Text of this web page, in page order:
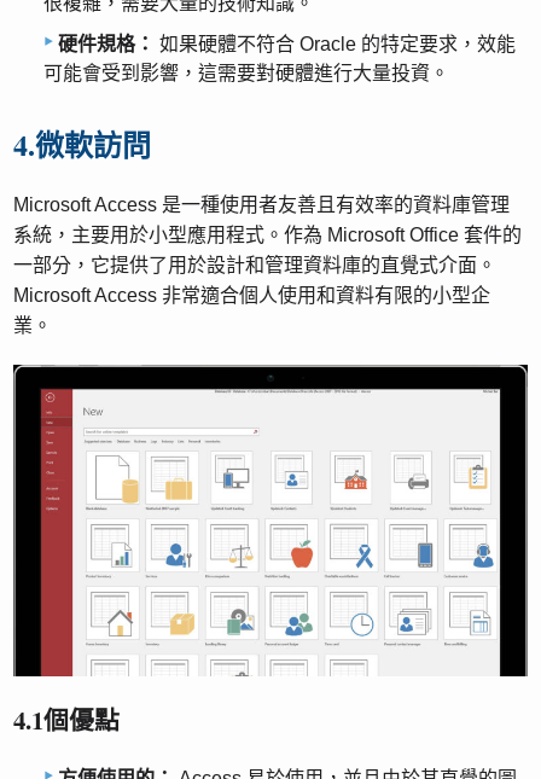
硬件規格： 如果硬體不符合 Oracle 的特定要求，效能
可能會受到影響，這需要對硬體進行大量投資。
4.微軟訪問
Microsoft Access 是一種使用者友善且有效率的資料庫管理
系統，主要用於小型應用程式。作為 Microsoft Office 套件的
一部分，它提供了用於設計和管理資料庫的直覺式介面。
Microsoft Access 非常適合個人使用和資料有限的小型企
業。
4.1個優點